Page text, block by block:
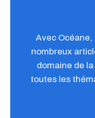
Avec
nombreux
domaine de
toutes les